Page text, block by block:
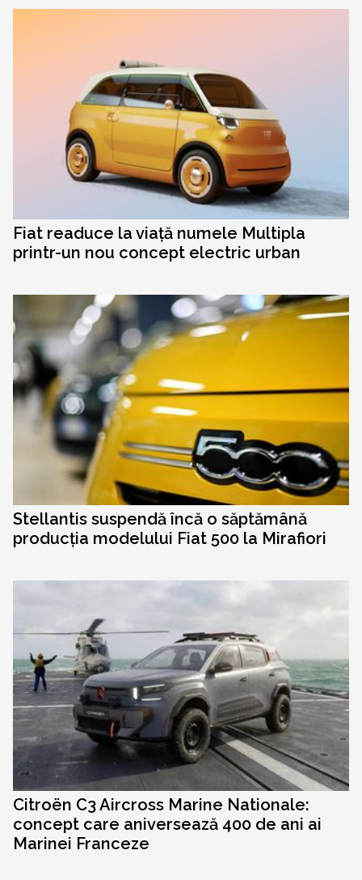
Fiat readuce la viață numele Multipla
printr-un nou concept electric urban
Stellantis suspendă încă o săptămână
producția modelului Fiat 500 la Mirafiori
Citroën C3 Aircross Marine Nationale:
concept care aniversează 400 de ani ai
Marinei Franceze